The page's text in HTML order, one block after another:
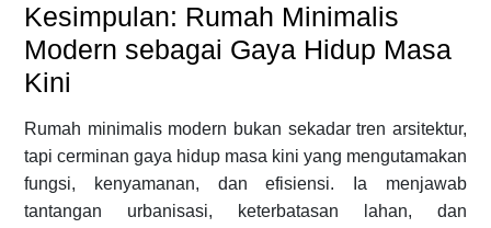
Kesimpulan: Rumah Minimalis
Modern sebagai Gaya Hidup Masa
Kini
Rumah minimalis modern bukan sekadar tren arsitektur,
tapi cerminan gaya hidup masa kini yang mengutamakan
fungsi, kenyamanan, dan efisiensi. Ia menjawab
tantangan urbanisasi, keterbatasan lahan, dan